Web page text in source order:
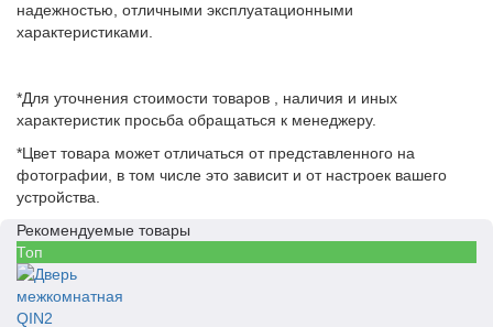
надежностью, отличными эксплуатационными
характеристиками.
*Для уточнения стоимости товаров , наличия и иных
характеристик просьба обращаться к менеджеру.
*Цвет товара может отличаться от представленного на
фотографии, в том числе это зависит и от настроек вашего
устройства.
Рекомендуемые товары
Топ